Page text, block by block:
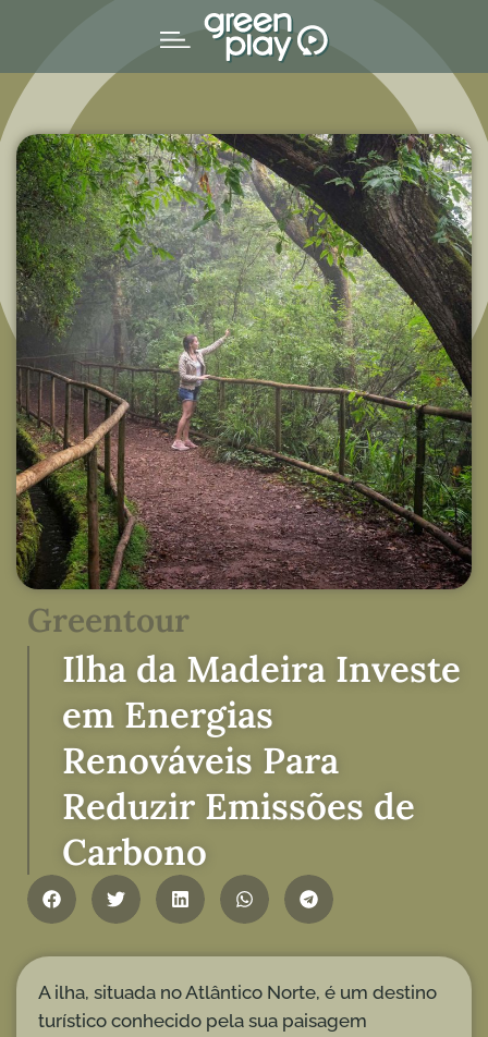
Greentour
Ilha da Madeira Investe
em Energias
Renováveis Para
Reduzir Emissões de
Carbono
A ilha, situada no Atlântico Norte, é um destino
turístico conhecido pela sua paisagem